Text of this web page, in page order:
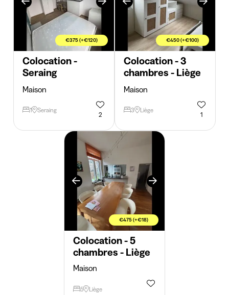
€375 (+€120)
Colocation -
Seraing
Maison
1 Seraing
2
€450 (+€100)
Colocation - 3
chambres - Liège
Maison
3 Liège
1
€475 (+€18)
Colocation - 5
chambres - Liège
Maison
5 Liège